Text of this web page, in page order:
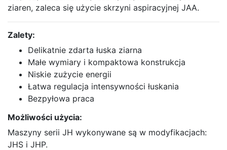
ziaren, zaleca się użycie skrzyni aspiracyjnej JAA.
Zalety:
Delikatnie zdarta łuska ziarna
Małe wymiary i kompaktowa konstrukcja
Niskie zużycie energii
Łatwa regulacja intensywności łuskania
Bezpyłowa praca
Możliwości użycia:
Maszyny serii JH wykonywane są w modyfikacjach:
JHS i JHP.